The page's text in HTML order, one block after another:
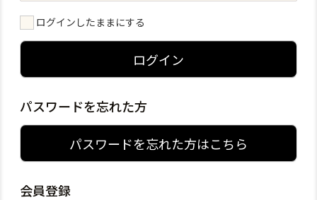
ログインしたままにする
ログイン
パスワードを忘れた方
パスワードを忘れた方はこちら
会員登録